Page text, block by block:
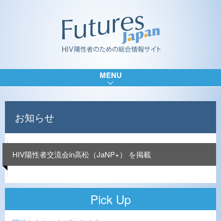
MENU
お知らせ
HIV陽性者交流会in高松（JaNP+） を掲載
Pick Up